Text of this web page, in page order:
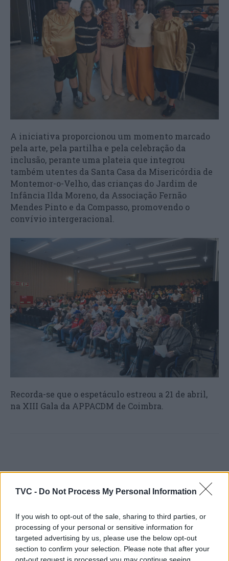
TVC - Do Not Process My Personal Information
If you wish to opt-out of the sale, sharing to third parties, or
processing of your personal or sensitive information for
targeted advertising by us, please use the below opt-out
section to confirm your selection. Please note that after your
A iniciativa proporcionou um momento marcado
pela arte, pela partilha e pela celebração da
inclusão, perante uma plateia que integrou
também utentes da Santa Casa da Misericórdia de
Montemor-o-Velho, das crianças do Jardim de
Infância Ilda Moreno, da Associação Fernão
Mendes Pinto e da Compasso, promovendo o
convívio intergeracional.
Recorda-se que o espetáculo estreou a 21 de abril,
na XIII Gala da APPACDM de Coimbra.
Artigo anterior
X Feira de Emprego e
Formação Profissional de
Góis debate inovação e o
Próximo artigo
Politécnico da Guarda vai
ter novo doutoramento em
“Média, Património,